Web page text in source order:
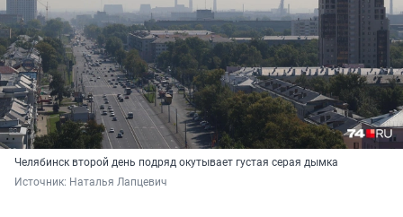
Челябинск второй день подряд окутывает густая серая дымка
Источник: Наталья Лапцевич